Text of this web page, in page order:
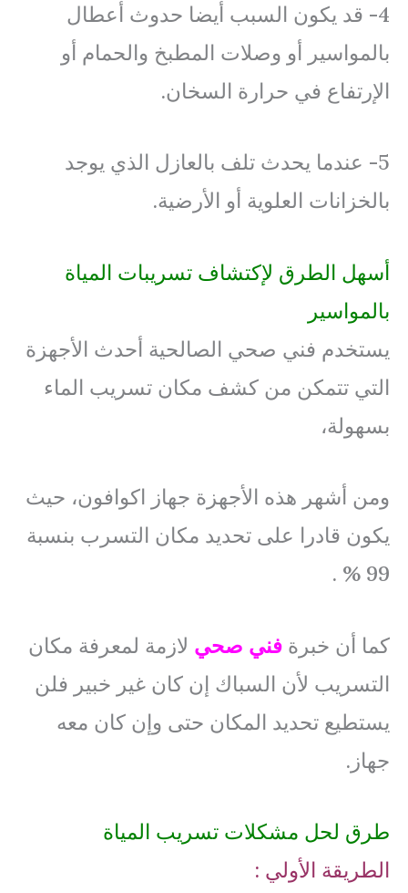
4- قد يكون السبب أيضا حدوث أعطال
بالمواسير أو وصلات المطبخ والحمام أو
الإرتفاع في حرارة السخان.
5- عندما يحدث تلف بالعازل الذي يوجد
بالخزانات العلوية أو الأرضية.
أسهل الطرق لإكتشاف تسريبات المياة
بالمواسير
يستخدم فني صحي الصالحية أحدث الأجهزة
التي تتمكن من كشف مكان تسريب الماء
بسهولة،
ومن أشهر هذه الأجهزة جهاز اكوافون، حيث
يكون قادرا على تحديد مكان التسرب بنسبة
99 % .
كما أن خبرة فني صحي لازمة لمعرفة مكان
التسريب لأن السباك إن كان غير خبير فلن
يستطيع تحديد المكان حتى وإن كان معه
جهاز.
طرق لحل مشكلات تسريب المياة
الطريقة الأولي :